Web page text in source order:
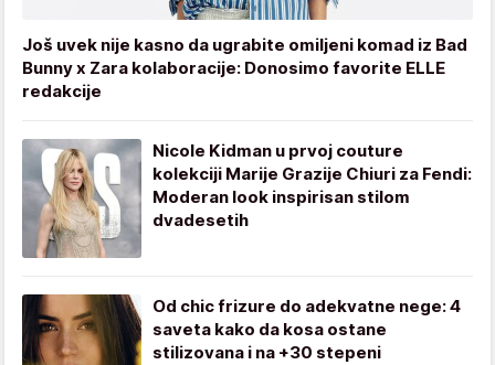
Još uvek nije kasno da ugrabite omiljeni komad iz Bad
Bunny x Zara kolaboracije: Donosimo favorite ELLE
redakcije
Nicole Kidman u prvoj couture
kolekciji Marije Grazije Chiuri za Fendi:
Moderan look inspirisan stilom
dvadesetih
Od chic frizure do adekvatne nege: 4
saveta kako da kosa ostane
stilizovana i na +30 stepeni